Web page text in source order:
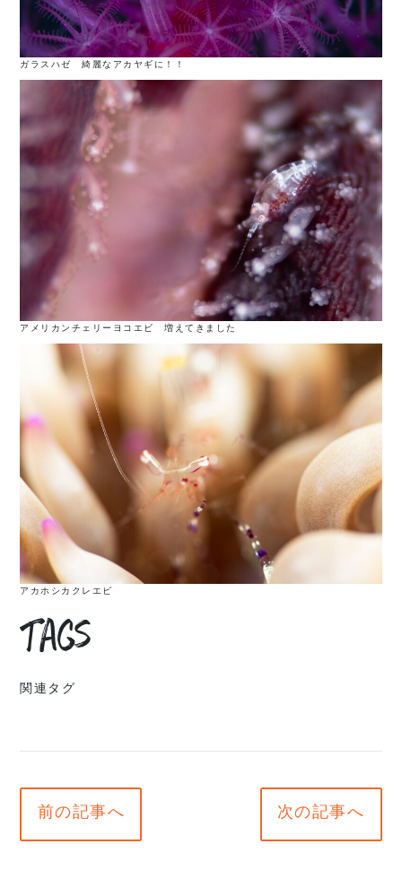
ガラスハゼ 綺麗なアカヤギに！！
アメリカンチェリーヨコエビ 増えてきました
アカホシカクレエビ
Tags
関連タグ
前の記事へ 次の記事へ